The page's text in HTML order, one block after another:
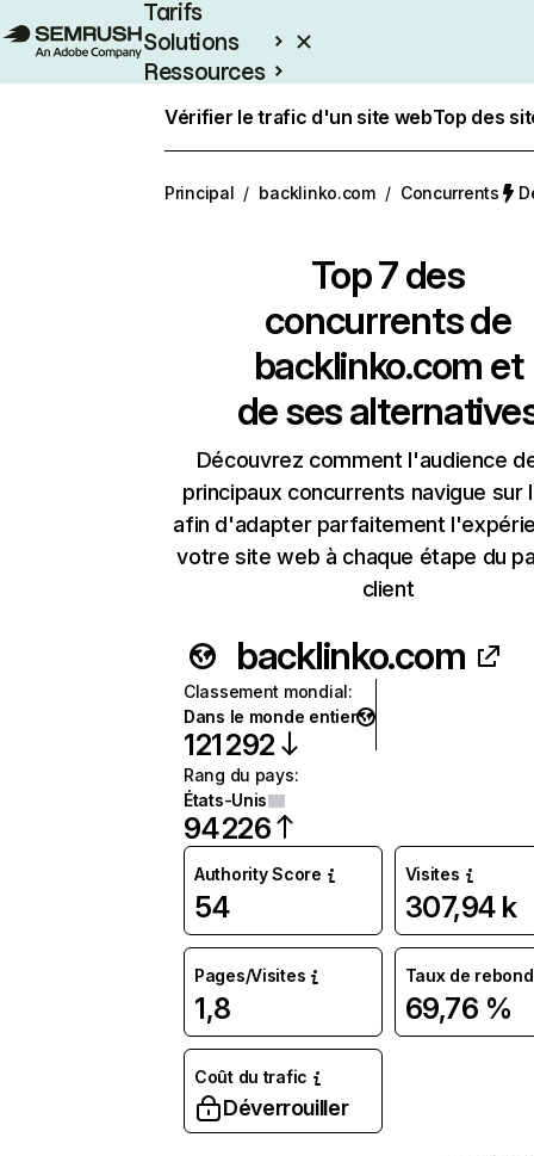
Tarifs
Solutions
Ressources
Vérifier le trafic d'un site webTop des
Principal / backlinko.com / Concurrents
Top 7 des
concurrents de
backlinko.com et
de ses
Découvrez comment l'audience
principaux concurrents navigue sur
afin d'adapter parfaitement
votre site web à chaque étape du
client
backlinko.com
Classement mondial:
Dans le monde entier
121 292
Rang du pays:
États-Unis
94 226
Authority Score
54
Visites
307,94 k
Pages/Visites
1,8
Taux de rebond
69,76 %
Coût du trafic
Déverrouiller